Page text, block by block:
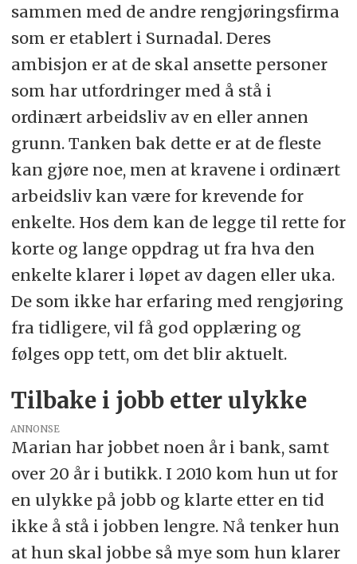
sammen med de andre rengjøringsfirma
som er etablert i Surnadal. Deres
ambisjon er at de skal ansette personer
som har utfordringer med å stå i
ordinært arbeidsliv av en eller annen
grunn. Tanken bak dette er at de fleste
kan gjøre noe, men at kravene i ordinært
arbeidsliv kan være for krevende for
enkelte. Hos dem kan de legge til rette for
korte og lange oppdrag ut fra hva den
enkelte klarer i løpet av dagen eller uka.
De som ikke har erfaring med rengjøring
fra tidligere, vil få god opplæring og
følges opp tett, om det blir aktuelt.
Tilbake i jobb etter ulykke
ANNONSE
Marian har jobbet noen år i bank, samt
over 20 år i butikk. I 2010 kom hun ut for
en ulykke på jobb og klarte etter en tid
ikke å stå i jobben lengre. Nå tenker hun
at hun skal jobbe så mye som hun klarer